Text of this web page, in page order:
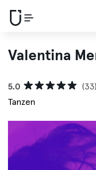
Valentina
5.0
(33)
Tanzen